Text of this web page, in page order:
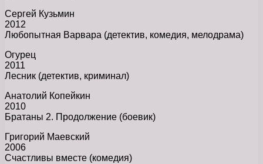
Сергей Кузьмин
2012
Любопытная Варвара (детектив, комедия, мелодрама)
Огурец
2011
Лесник (детектив, криминал)
Анатолий Копейкин
2010
Братаны 2. Продолжение (боевик)
Григорий Маевский
2006
Счастливы вместе (комедия)